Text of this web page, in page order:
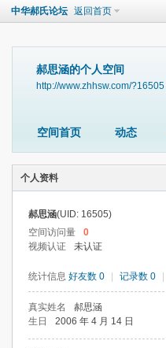
中华郝氏论坛 返回首页
郝思涵的个人空间
http://www.zhhsw.com/?16505
空间首页 动态
个人资料
郝思涵(UID: 16505)
空间访问量
0
视频认证
未认证
统计信息 好友数 0 记录数 0
真实姓名 郝思涵
生日
2006 年 4 月 14 日